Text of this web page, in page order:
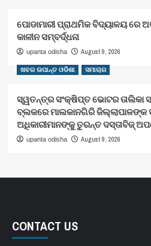
ପୋଡାମାରୀ ପ୍ରାଥମିକ ବିଦ୍ୟାଳୟ ରେ
କାଳୀନ ସମ୍ବର୍ଦ୍ଧନା
upanta odisha August 9, 2026
ଖବର ଉପାନ୍ତ ଓଡିଶା ସମାଚାର
ସ୍ୱତନ୍ତ୍ର ସଂକ୍ଷିପ୍ତ ଭୋଟର ତାଲିକା
ବ୍ଲକରେ ମାଲକାନଗିରି ଜିଲ୍ଲାପାଳଙ୍କ
ଅଧିକାରୀମାନଙ୍କୁ ତୁରନ୍ତ ଦସ୍ତାବିଜ୍
upanta odisha August 9, 2026
CONTACT US